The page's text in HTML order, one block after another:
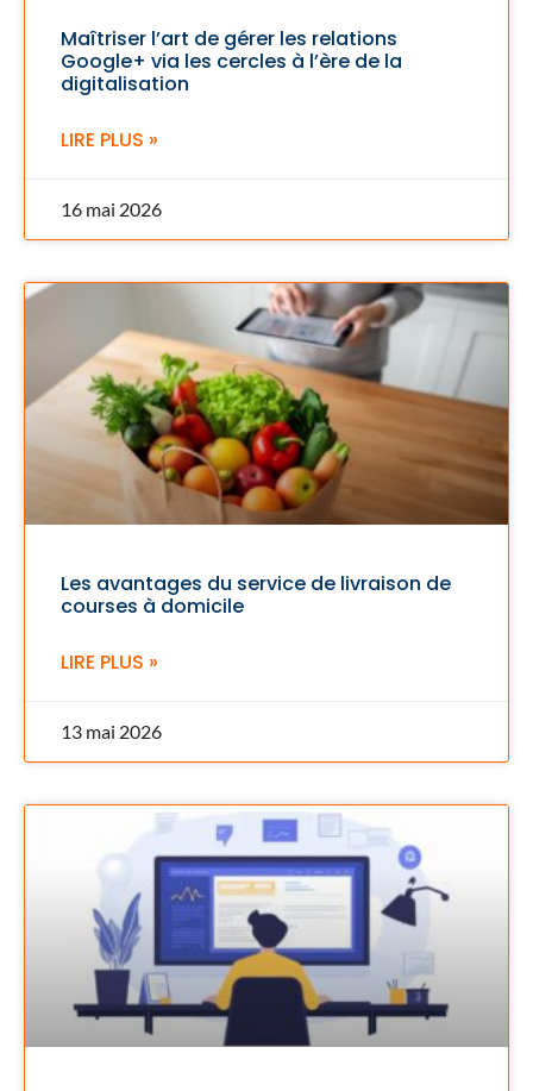
Maîtriser l’art de gérer les relations
Google+ via les cercles à l’ère de la
digitalisation
LIRE PLUS »
16 mai 2026
Les avantages du service de livraison de
courses à domicile
LIRE PLUS »
13 mai 2026